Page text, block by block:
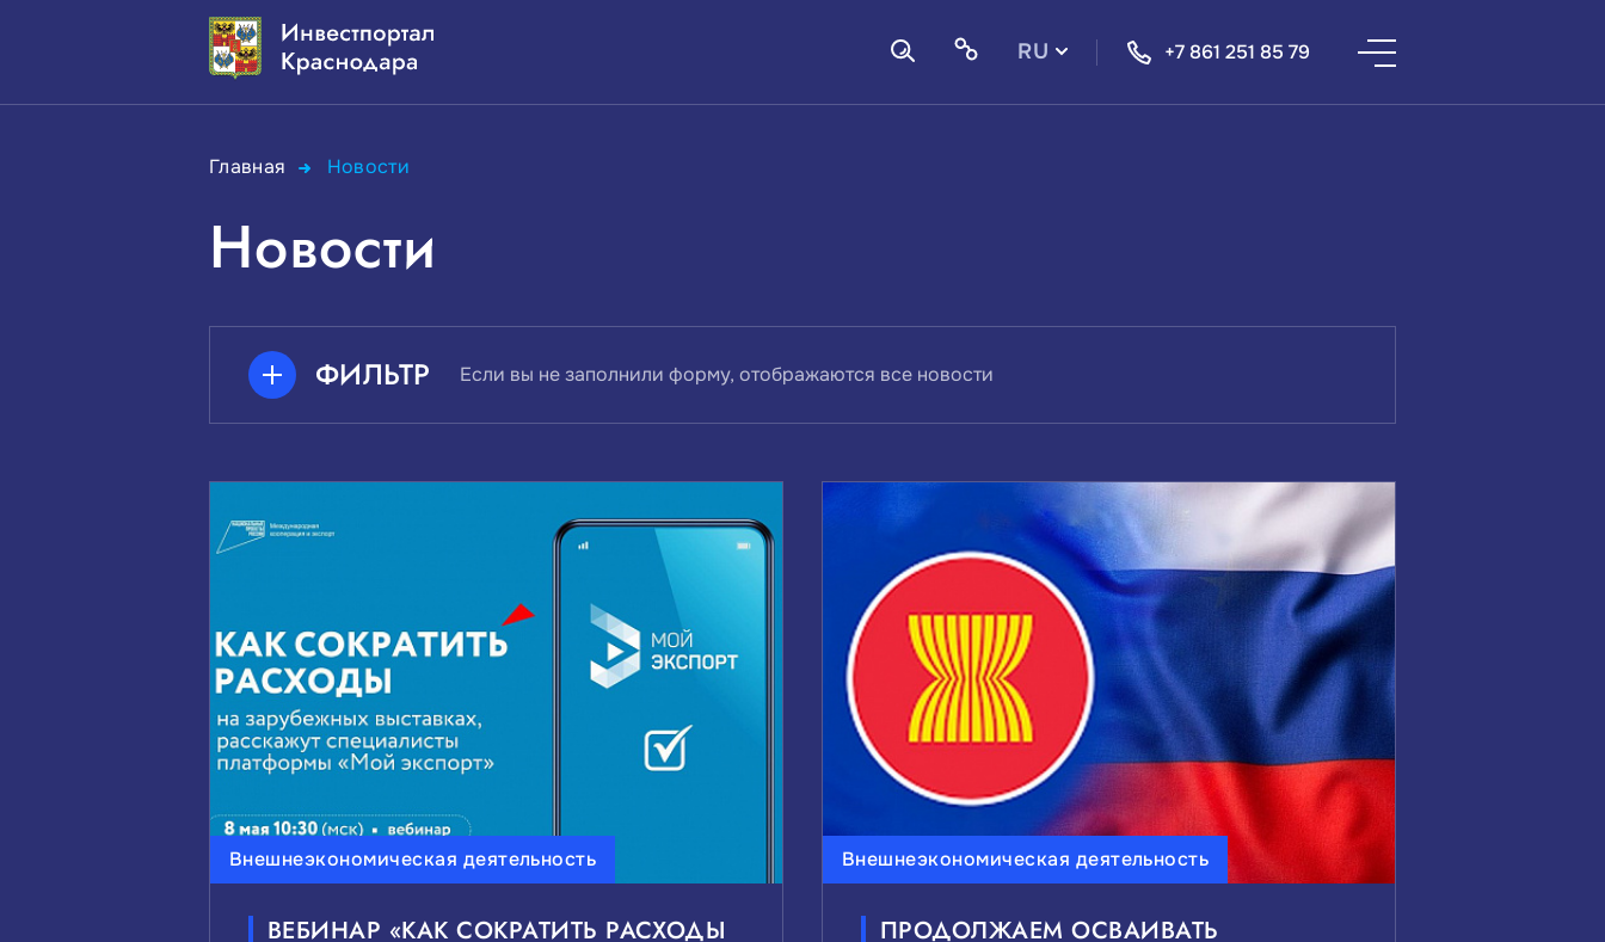
RU
+7 861 251 85 79
Главная Новости
Новости
ФИЛЬТР Если вы не заполнили форму, отображаются все новости
ВЫБЕРИТЕ ИНТЕРЕСУЮЩИЕ ВАС ТЕМЫ НОВОСТЕЙ:
Инвестиции Малый и средний бизнес Внешнеэкономическая деятельность
Мероприятия и выставки Государственно-частное партнерство Национальные проекты
ВЫБЕРИТЕ ИНТЕРЕСУЮЩИЙ ВАС УРОВЕНЬ НОВОСТЕЙ:
Федеральные Краевые Муниципальные Сбросить Показать
Внешнеэкономическая деятельность
ВЕБИНАР «КАК СОКРАТИТЬ РАСХОДЫ
Внешнеэкономическая деятельность
ПРОДОЛЖАЕМ ОСВАИВАТЬ